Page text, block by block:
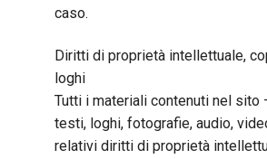
caso.
Diritti di proprietà intellettuale,
loghi
Tutti i materiali contenuti nel sito
testi, loghi, fotografie, audio,
relativi diritti di proprietà